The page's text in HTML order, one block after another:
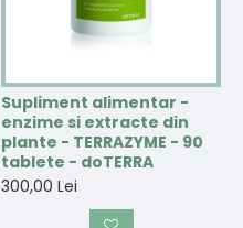
Supliment alimentar -
enzime si extracte din
plante - TERRAZYME - 90
tablete - doTERRA
300,00 Lei